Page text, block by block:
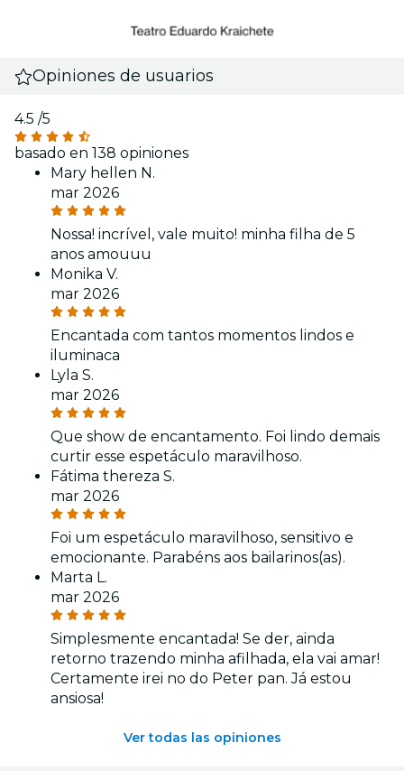
Opiniones de usuarios
4.5 /5
basado en 138 opiniones
Mary hellen N.
mar 2026
Nossa! incrível, vale muito! minha filha de 5
anos amouuu
Monika V.
mar 2026
Encantada com tantos momentos lindos e
iluminaca
Lyla S.
mar 2026
Que show de encantamento. Foi lindo demais
curtir esse espetáculo maravilhoso.
Fátima thereza S.
mar 2026
Foi um espetáculo maravilhoso, sensitivo e
emocionante. Parabéns aos bailarinos(as).
Marta L.
mar 2026
Simplesmente encantada! Se der, ainda
retorno trazendo minha afilhada, ela vai amar!
Certamente irei no do Peter pan. Já estou
ansiosa!
Ver todas las opiniones